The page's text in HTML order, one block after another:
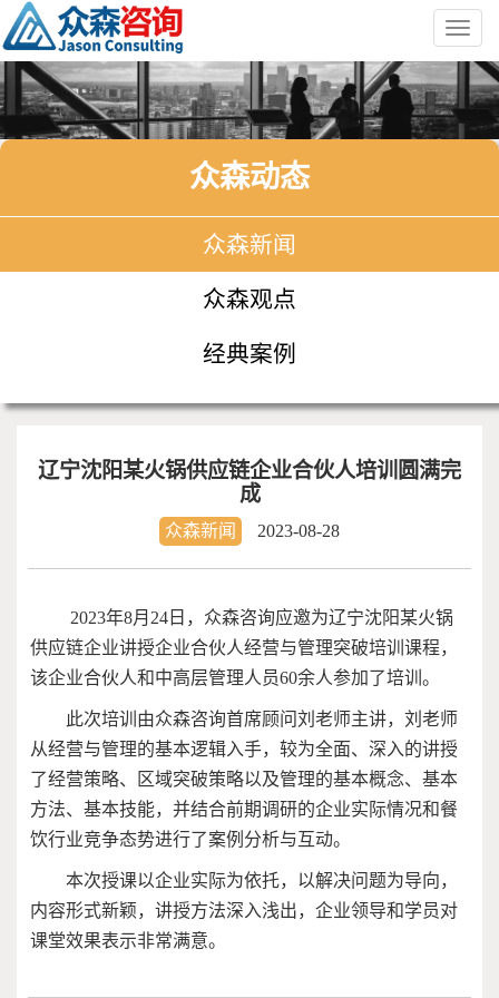
众森动态
众森新闻
众森观点
经典案例
辽宁沈阳某火锅供应链企业合伙人培训圆满完
成
众森新闻 2023-08-28
2023年8月24日，众森咨询应邀为辽宁沈阳某火锅
供应链企业讲授企业合伙人经营与管理突破培训课程，
该企业合伙人和中高层管理人员60余人参加了培训。
此次培训由众森咨询首席顾问刘老师主讲，刘老师
从经营与管理的基本逻辑入手，较为全面、深入的讲授
了经营策略、区域突破策略以及管理的基本概念、基本
方法、基本技能，并结合前期调研的企业实际情况和餐
饮行业竞争态势进行了案例分析与互动。
本次授课以企业实际为依托，以解决问题为导向，
内容形式新颖，讲授方法深入浅出，企业领导和学员对
课堂效果表示非常满意。